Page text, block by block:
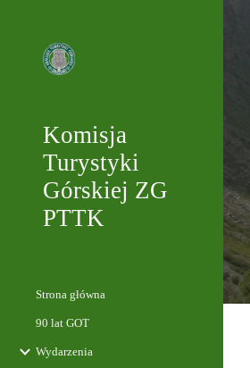
Komisja
Turystyki
Górskiej ZG
PTTK
Strona główna
90 lat GOT
Wydarzenia